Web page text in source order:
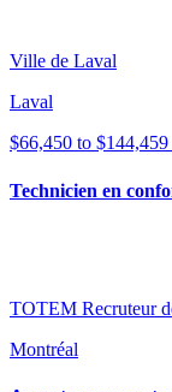
Ville de Laval
Laval
$66,450 to $144,459
Technicien en
TOTEM Recruteur
Montréal